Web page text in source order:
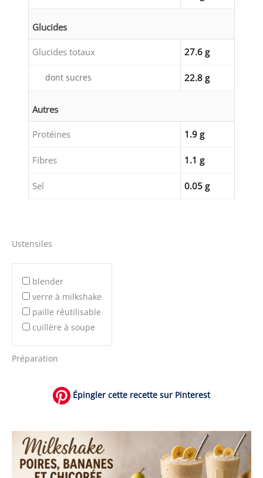
Glucides
Glucides totaux 27.6 g
dont sucres 22.8 g
Autres
Protéines 1.9 g
Fibres 1.1 g
Sel 0.05 g
Ustensiles
blender
verre à milkshake
paille réutilisable
cuillère à soupe
Préparation
Épingler cette recette sur Pinterest